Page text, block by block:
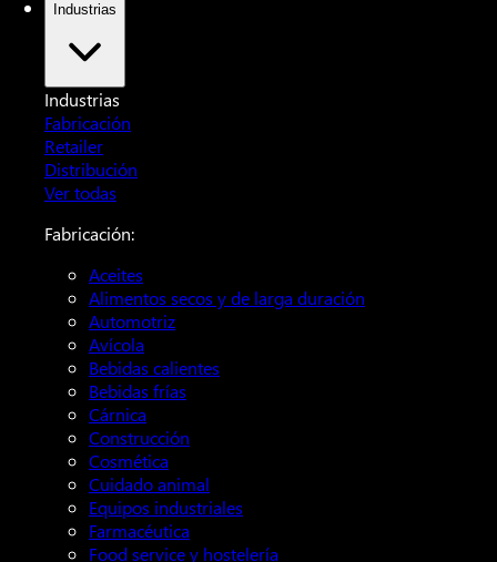
Industrias
Industrias
Fabricación
Retailer
Distribución
Ver todas
Fabricación:
Aceites
Alimentos secos y de larga duración
Automotriz
Avícola
Bebidas calientes
Bebidas frías
Cárnica
Construcción
Cosmética
Cuidado animal
Equipos industriales
Farmacéutica
Food service y hostelería